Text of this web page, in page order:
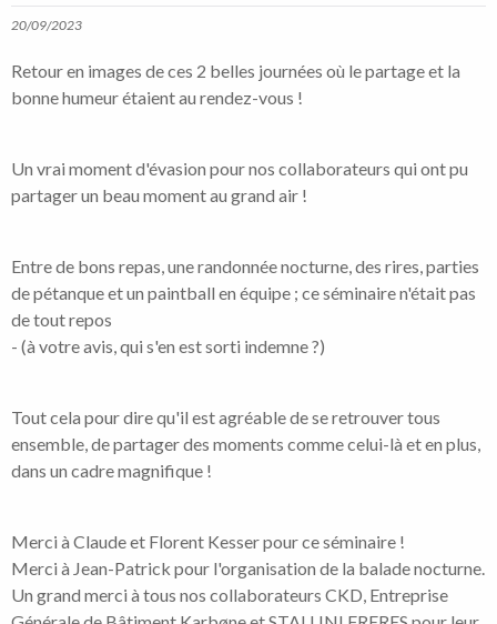
20/09/2023
Retour en images de ces 2 belles journées où le partage et la
bonne humeur étaient au rendez-vous !
Un vrai moment d'évasion pour nos collaborateurs qui ont pu
partager un beau moment au grand air !
Entre de bons repas, une randonnée nocturne, des rires, parties
de pétanque et un paintball en équipe ; ce séminaire n'était pas
de tout repos
- (à votre avis, qui s'en est sorti indemne ?)
Tout cela pour dire qu'il est agréable de se retrouver tous
ensemble, de partager des moments comme celui-là et en plus,
dans un cadre magnifique !
Merci à Claude et Florent Kesser pour ce séminaire !
Merci à Jean-Patrick pour l'organisation de la balade nocturne.
Un grand merci à tous nos collaborateurs CKD, Entreprise